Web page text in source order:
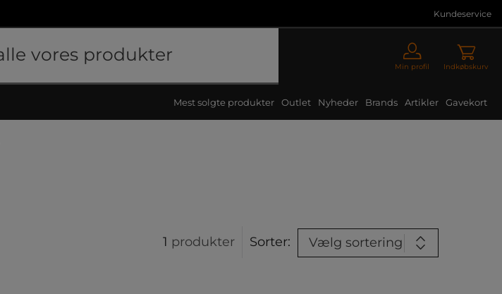
Kundeservice
Min profil Indkøbskurv
Mest solgte produkter Outlet Nyheder Brands Artikler Gavekort
1 produkter Sorter: Vælg sortering